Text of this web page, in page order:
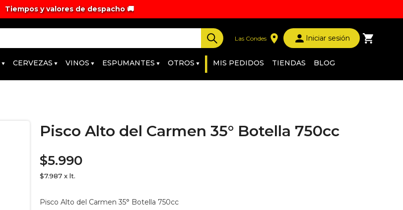
Tiempos y valores de despacho 🚚
Las Condes Iniciar sesión
CERVEZAS VINOS ESPUMANTES OTROS | MIS PEDIDOS TIENDAS BLOG
Pisco Alto del Carmen 35° Botella 750cc
$5.990
$7.987 x lt.
Pisco Alto del Carmen 35° Botella 750cc